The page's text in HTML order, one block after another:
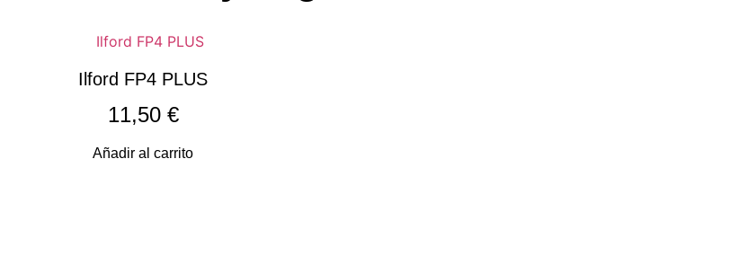
Ilford FP4 PLUS
11,50 €
Añadir al carrito